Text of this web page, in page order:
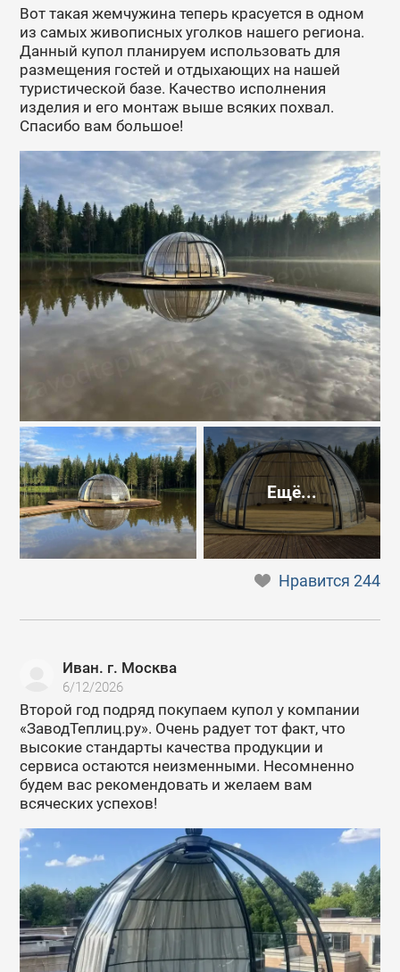
Вот такая жемчужина теперь красуется в одном
из самых живописных уголков нашего региона.
Данный купол планируем использовать для
размещения гостей и отдыхающих на нашей
туристической базе. Качество исполнения
изделия и его монтаж выше всяких похвал.
Спасибо вам большое!
Ещё...
Нравится244
Иван. г. Москва
6/12/2026
Второй год подряд покупаем купол у компании
«ЗаводТеплиц.ру». Очень радует тот факт, что
высокие стандарты качества продукции и
сервиса остаются неизменными. Несомненно
будем вас рекомендовать и желаем вам
всяческих успехов!